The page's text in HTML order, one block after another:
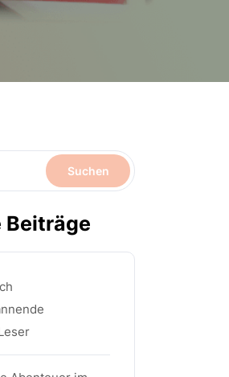
Suchen
Beiträge